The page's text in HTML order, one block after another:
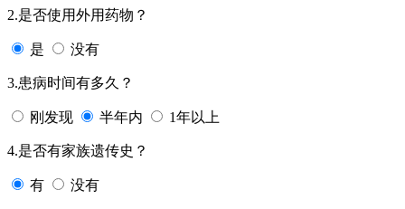
2.是否使用外用药物？
是 没有
3.患病时间有多久？
刚发现 半年内 1年以上
4.是否有家族遗传史？
有 没有